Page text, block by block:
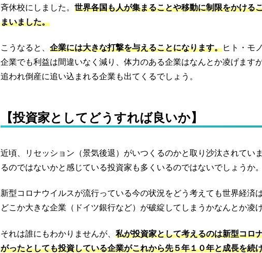
斉休校にしました。 世界各国も人が集まることや移動に制限をかける
まいました。
こうなると、 企業には大きな打撃を与えることになります。ヒト・モ
企業でも利益は間違いなく減り、体力のある企業はなんとか凌げます
追われ倒産に追い込まれる企業も出てくるでしょう。
【投資家としてどうすれば良いか】
近頃、リセッション（景気後退）がいつくるのかと取り沙汰されてい
るのではないかと感じている投資家も多くいるのではないでしょうか。
新型コロナウイルスが流行っている今の状況をどう考えても世界経済
どこか大きな企業（ドイツ銀行など）が破綻してしまうかなんとか凌
それは誰にもわかりませんが、 私が投資家として考えるのは新型コロ
がったとしても投資している企業がこれから先５年１０年と成長を続